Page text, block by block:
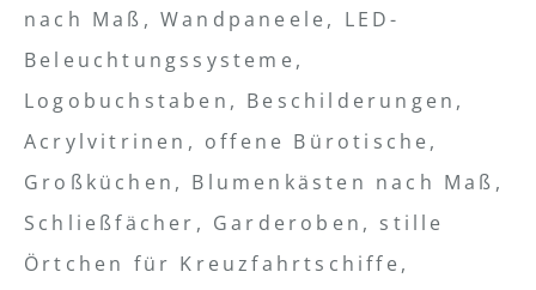
nach Maß, Wandpaneele, LED-
Beleuchtungssysteme,
Logobuchstaben, Beschilderungen,
Acrylvitrinen, offene Bürotische,
Großküchen, Blumenkästen nach Maß,
Schließfächer, Garderoben, stille
Örtchen für Kreuzfahrtschiffe,